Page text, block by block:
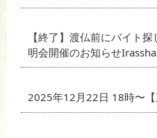
【終了】渡仏前にバイト
明会開催のお知らせ
2025年12月22日 18時〜